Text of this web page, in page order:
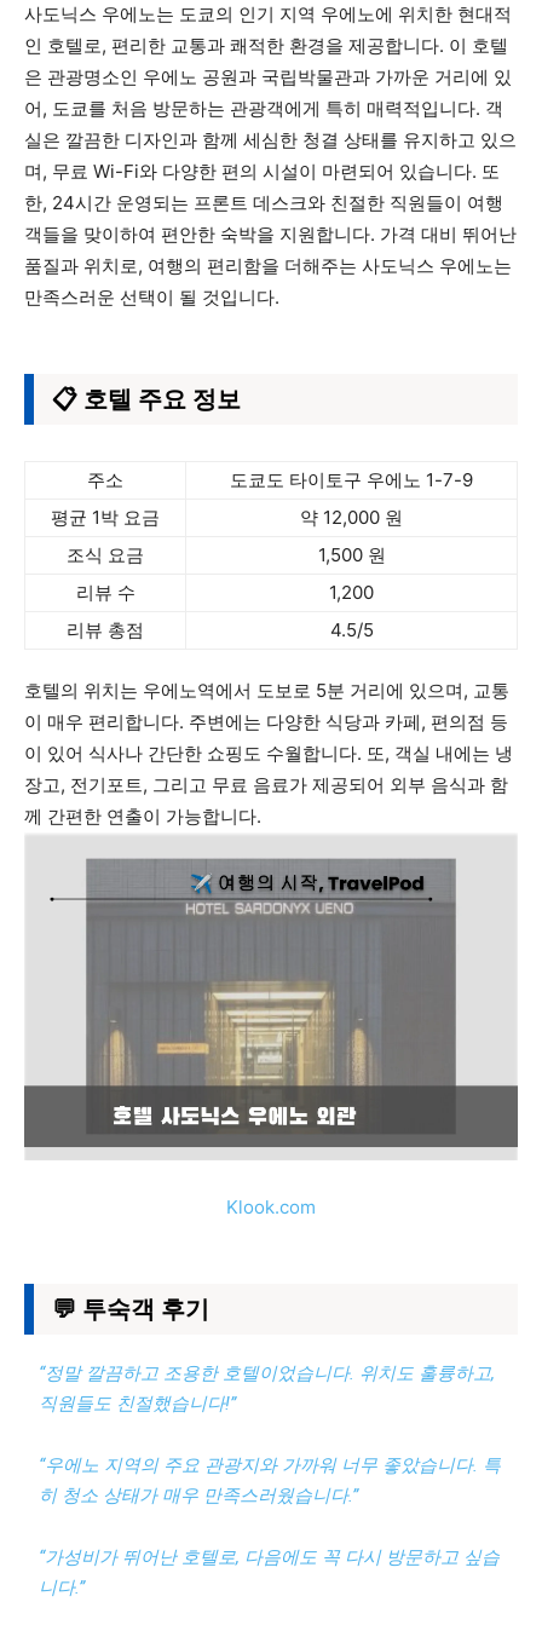
사도닉스 우에노는 도쿄의 인기 지역 우에노에 위치한 현대적
인 호텔로, 편리한 교통과 쾌적한 환경을 제공합니다. 이 호텔
은 관광명소인 우에노 공원과 국립박물관과 가까운 거리에 있
어, 도쿄를 처음 방문하는 관광객에게 특히 매력적입니다. 객
실은 깔끔한 디자인과 함께 세심한 청결 상태를 유지하고 있으
며, 무료 Wi-Fi와 다양한 편의 시설이 마련되어 있습니다. 또
한, 24시간 운영되는 프론트 데스크와 친절한 직원들이 여행
객들을 맞이하여 편안한 숙박을 지원합니다. 가격 대비 뛰어난
품질과 위치로, 여행의 편리함을 더해주는 사도닉스 우에노는
만족스러운 선택이 될 것입니다.
📋 호텔 주요 정보
주소
도쿄도 타이토구 우에노 1-7-9
평균 1박 요금
약 12,000 원
조식 요금
1,500 원
리뷰 수
1,200
리뷰 총점
4.5/5
호텔의 위치는 우에노역에서 도보로 5분 거리에 있으며, 교통
이 매우 편리합니다. 주변에는 다양한 식당과 카페, 편의점 등
이 있어 식사나 간단한 쇼핑도 수월합니다. 또, 객실 내에는 냉
장고, 전기포트, 그리고 무료 음료가 제공되어 외부 음식과 함
께 간편한 연출이 가능합니다.
Klook.com
💬 투숙객 후기
“정말 깔끔하고 조용한 호텔이었습니다. 위치도 훌륭하고,
직원들도 친절했습니다!”
“우에노 지역의 주요 관광지와 가까워 너무 좋았습니다. 특
히 청소 상태가 매우 만족스러웠습니다.”
“가성비가 뛰어난 호텔로, 다음에도 꼭 다시 방문하고 싶습
니다.”